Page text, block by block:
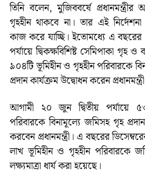
তিনি বলেন, মুজিববর্ষে
গৃহহীন থাকবে না। তার এই
কাজ করে যাচ্ছি। ইতোমধ্যে এ বছরের
পর্যায়ে দ্বিকক্ষবিশিষ্ট সেমিপাকা গৃহ
৯০৪টি ভূমিহীন ও গৃহহীন পরিবারকে
প্রদান কার্যক্রম উদ্বোধন করেন
আগামী ২০ জুন দ্বিতীয় পর্যায়ে
পরিবারকে বিনামূল্যে জমিসহ গৃহ
করবেন প্রধানমন্ত্রী। এ বছরের
লাখ ভূমিহীন ও গৃহহীন পরিবারকে
লক্ষ্যমাত্রা ধার্য করা হয়েছে।